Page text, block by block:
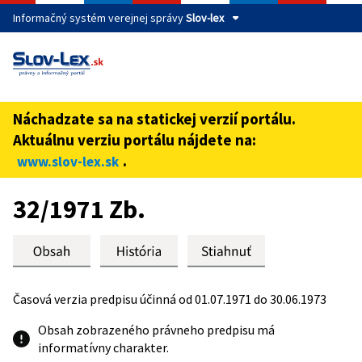
Informačný systém verejnej správySlov-lex
Táto stránka je zabezpečená
cez zabezpečenú webovú stránku verejnej správy SR.
Zabezpečená stránka vždy začína https:// pred názvom
domény webového sídla.
Náchadzate sa na statickej verzií portálu.
Aktuálnu verziu portálu nájdete na:
www.slov-lex.sk .
Preskoč na obsah
32/1971 Zb.
Časová verzia predpisu účinná od 01.07.1971 do 30.06.1973
Obsah zobrazeného právneho predpisu má
informatívny charakter.